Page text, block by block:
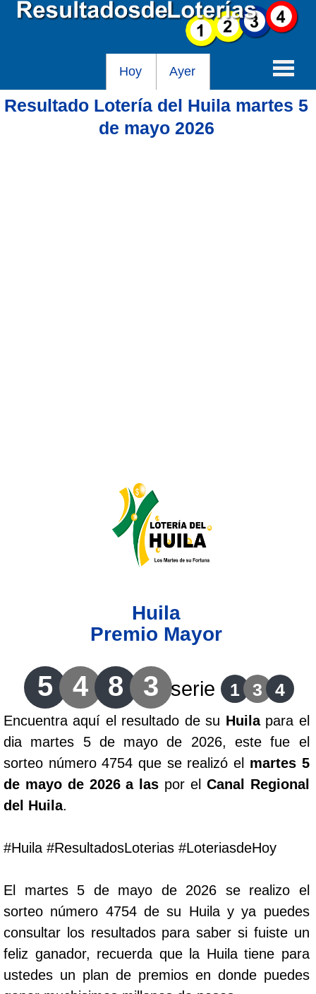
Hoy Ayer
Baloto
Lotería de Bogotá
Lotería de Risaralda
Lotería de Santander
Lotería del Cauca
Lotería de Boyaca
Extra de Colombia
Antioqueñita Día
Astro Luna
Cafeterito Tarde
Resultado Lotería del Huila martes 5
de mayo 2026
Huila
Premio Mayor
5 4 8 3 serie 1 3 4
Encuentra aquí el resultado de su Huilapara el
dia martes 5 de mayo de 2026, este fue el
sorteo número 4754 que se realizó el martes 5
de mayo de 2026 a las por el Canal Regional
del Huila.
#Huila #ResultadosLoterias #LoteriasdeHoy
El martes 5 de mayo de 2026 se realizo el
sorteo número 4754 de su Huila y ya puedes
consultar los resultados para saber si fuiste un
feliz ganador, recuerda que la Huila tiene para
ustedes un plan de premios en donde puedes